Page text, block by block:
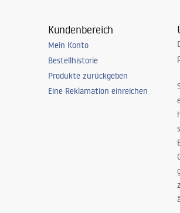
Kundenbereich
Mein Konto
Bestellhistorie
Produkte zurückgeben
Eine Reklamation einreichen